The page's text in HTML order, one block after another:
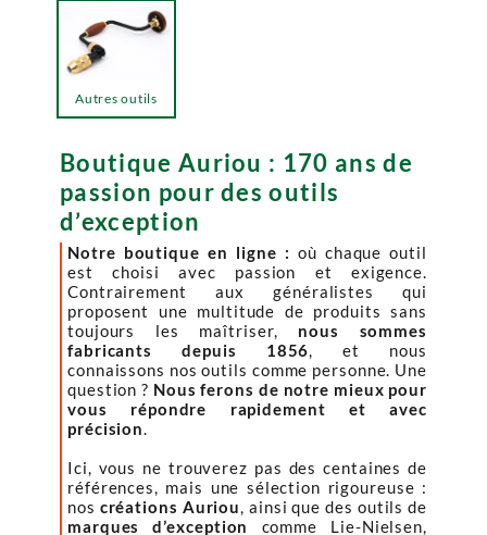
Boutique Auriou : 170 ans de
passion pour des outils
d’exception
Notre boutique en ligne : où chaque outil
est choisi avec passion et exigence.
Contrairement aux généralistes qui
proposent une multitude de produits sans
toujours les maîtriser, nous sommes
fabricants depuis 1856, et nous
connaissons nos outils comme personne. Une
question ? Nous ferons de notre mieux pour
vous répondre rapidement et avec
précision.
Ici, vous ne trouverez pas des centaines de
références, mais une sélection rigoureuse :
nos créations Auriou, ainsi que des outils de
marques d’exception
comme Lie-Nielsen,
Autres outils